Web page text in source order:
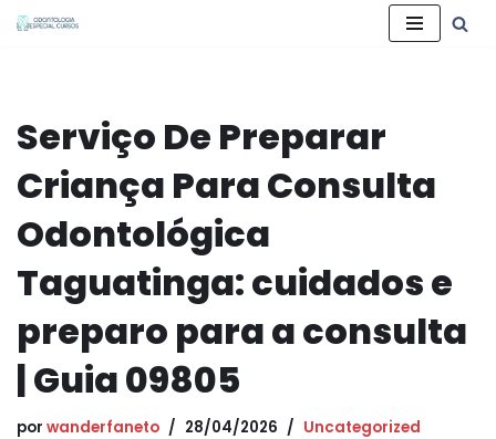
conteúdo
Serviço De Preparar
Criança Para Consulta
Odontológica
Taguatinga: cuidados e
preparo para a consulta
| Guia 09805
por wanderfaneto 28/04/2026 Uncategorized